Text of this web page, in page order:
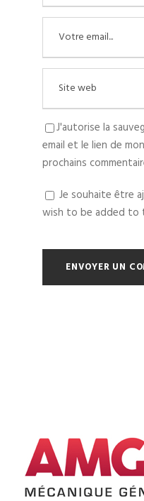
J'autorise la
email et le lien de
prochains
Je souhaite être
wish to be added to
i
v
e